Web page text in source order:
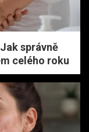
správně
celého roku